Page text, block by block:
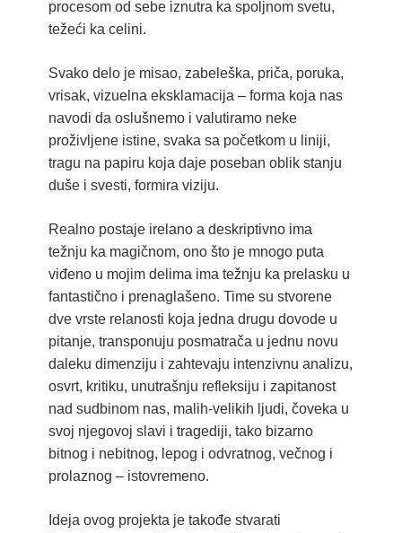
procesom od sebe iznutra ka spoljnom svetu,
težeći ka celini.
Svako delo je misao, zabeleška, priča, poruka,
vrisak, vizuelna eksklamacija – forma koja nas
navodi da oslušnemo i valutiramo neke
proživljene istine, svaka sa početkom u liniji,
tragu na papiru koja daje poseban oblik stanju
duše i svesti, formira viziju.
Realno postaje irelano a deskriptivno ima
težnju ka magičnom, ono što je mnogo puta
viđeno u mojim delima ima težnju ka prelasku u
fantastično i prenaglašeno. Time su stvorene
dve vrste relanosti koja jedna drugu dovode u
pitanje, transponuju posmatrača u jednu novu
daleku dimenziju i zahtevaju intenzivnu analizu,
osvrt, kritiku, unutrašnju refleksiju i zapitanost
nad sudbinom nas, malih-velikih ljudi, čoveka u
svoj njegovoj slavi i tragediji, tako bizarno
bitnog i nebitnog, lepog i odvratnog, večnog i
prolaznog – istovremeno.
Ideja ovog projekta je takođe stvarati